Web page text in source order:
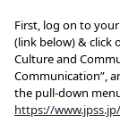
First, log on to your
(link below) & click
Culture and
Communication”,
the pull-down
https://